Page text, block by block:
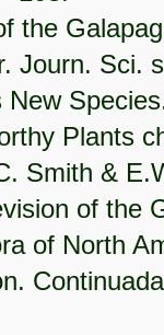
the
Journ. Sci.
New
Plants
Smith &
of the
of North